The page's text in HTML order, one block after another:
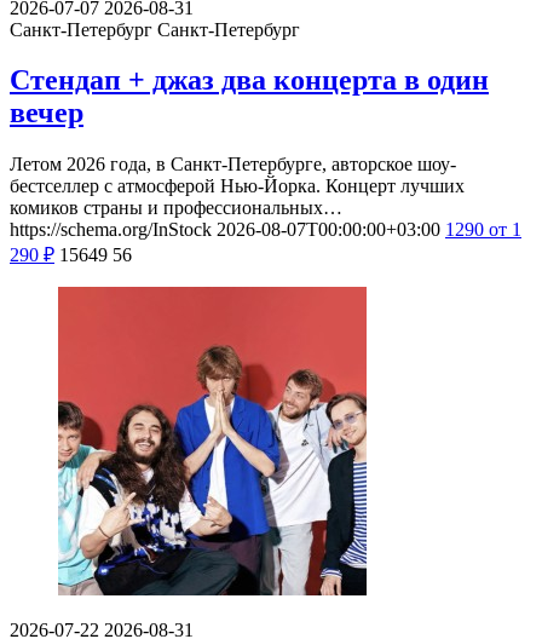
2026-07-07 2026-08-31
Санкт-Петербург Санкт-Петербург
Стендап + джаз два концерта в один
вечер
Летом 2026 года, в Санкт-Петербурге, авторское шоу-
бестселлер с атмосферой Нью-Йорка. Концерт лучших
комиков страны и профессиональных…
https://schema.org/InStock 2026-08-07T00:00:00+03:00 1290 от 1
290 ₽ 15649 56
2026-07-22 2026-08-31